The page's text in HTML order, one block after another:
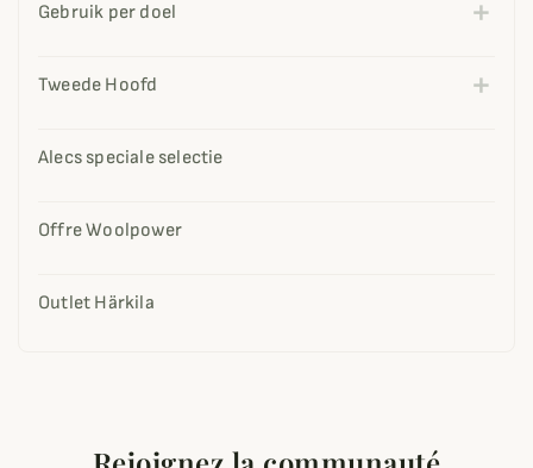
Gebruik per doel
Tweede Hoofd
Alecs speciale selectie
Offre Woolpower
Outlet Härkila